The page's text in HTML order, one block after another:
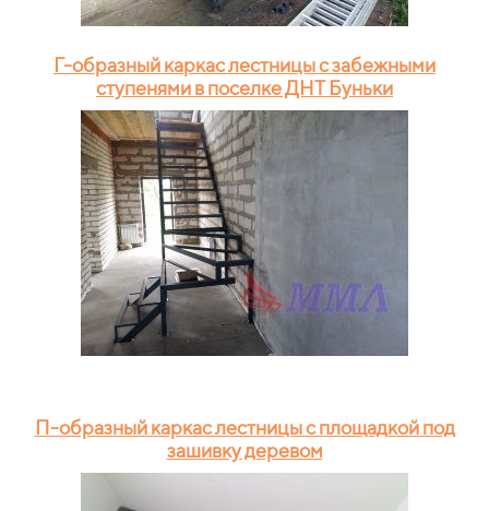
Г-образный каркас лестницы с забежными
ступенями в поселке ДНТ Буньки
П-образный каркас лестницы с площадкой под
зашивку деревом